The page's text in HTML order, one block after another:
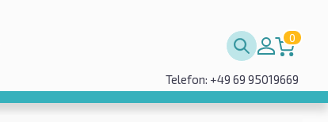
0
Telefon: +49 69 95019669